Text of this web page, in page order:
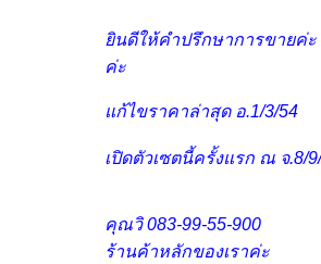
ยินดีให้คำปรึกษาการขายค่ะ
ค่ะ
แก้ไขราคาล่าสุด อ.1/3/54
เปิดตัวเซตนี้ครั้งแรก ณ จ.8/
คุณวิ 083-99-55-900
ร้านค้าหลักของเราค่ะ